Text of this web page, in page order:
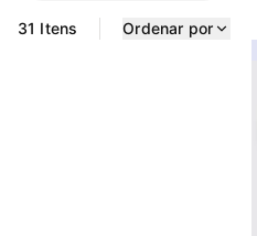
31 Itens Ordenar por